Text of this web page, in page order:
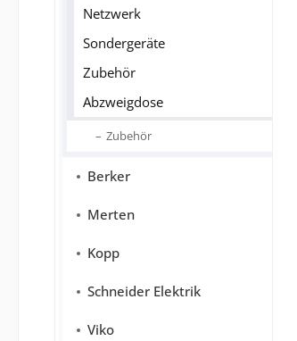
Netzwerk
Sondergeräte
Zubehör
Abzweigdose
Zubehör
Berker
Merten
Kopp
Schneider Elektrik
Viko